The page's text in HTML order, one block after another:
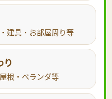
建具・お部屋周り等
り
根・ベランダ等